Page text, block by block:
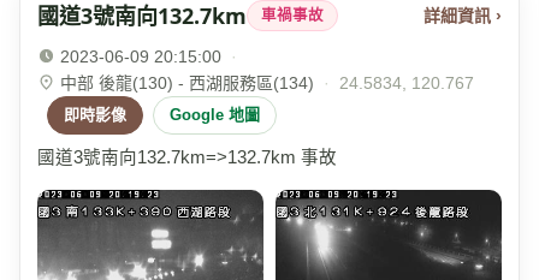
國道3號南向132.7km 車禍事故 詳細資訊 ›
2023-06-09 20:15:00
·
中部 後龍(130) - 西湖服務區(134)
· 24.5834, 120.767
即時影像 Google 地圖
國道3號南向132.7km=>132.7km 事故